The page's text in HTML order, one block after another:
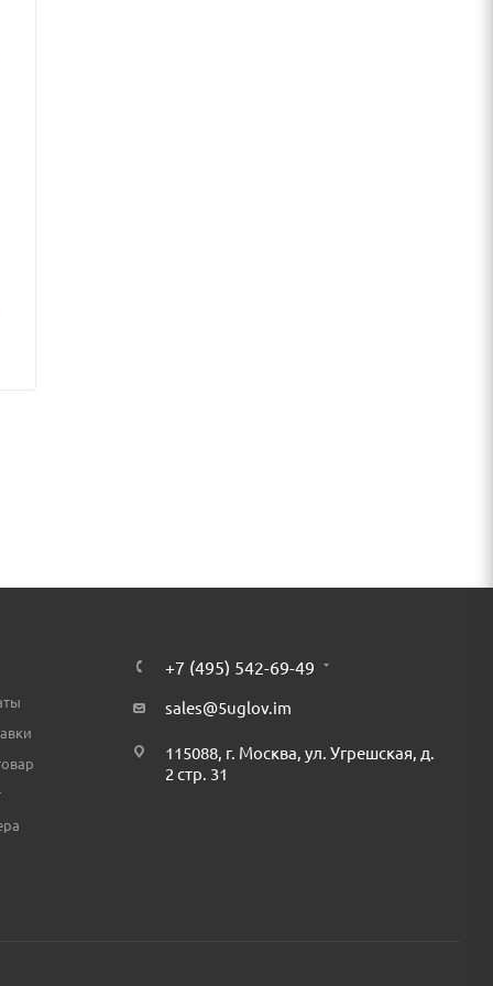
+7 (495) 542-69-49
sales@5uglov.im
115088, г. Москва, ул. Угрешская, д.
2 стр. 31